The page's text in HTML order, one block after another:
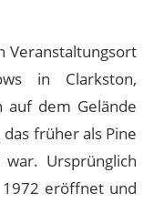
Veranstaltungsort
in Clarkston,
auf dem Gelände
das früher als Pine
Ursprünglich
eröffnet und